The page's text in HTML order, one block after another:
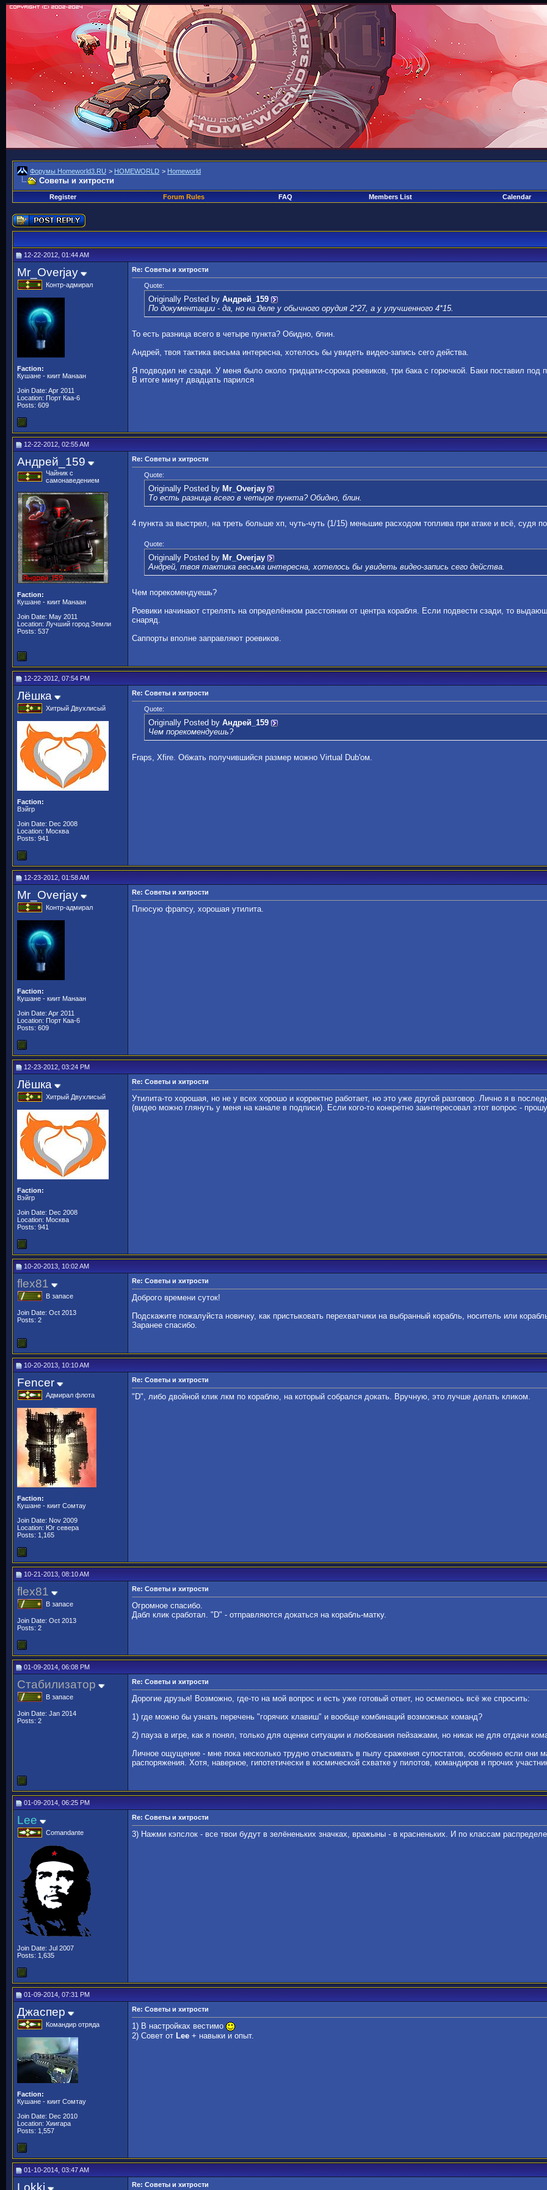
Форумы Homeworld3.RU > HOMEWORLD > Homeworld
Советы и хитрости
Register Forum Rules FAQ Members List Calendar
12-22-2012, 01:44 AM
Mr_Overjay
Контр-адмирал
Faction:
Кушане - киит Манаан
Join Date: Apr 2011
Location: Порт Каа-6
Posts: 609
Re: Советы и хитрости
Quote:
Originally Posted by Андрей_159
По документации - да, но на деле у обычного орудия 2*27, а у улучшенного 4*15.
То есть разница всего в четыре пункта? Обидно, блин.
Андрей, твоя тактика весьма интересна, хотелось бы увидеть видео-запись сего действа.
Я подводил не сзади. У меня было около тридцати-сорока роевиков, три бака с горючкой. Баки поставил под
В итоге минут двадцать парился
12-22-2012, 02:55 AM
Андрей_159
Чайник с
самонаведением
Faction:
Кушане - киит Манаан
Join Date: May 2011
Location: Лучший город Земли
Posts: 537
Re: Советы и хитрости
Quote:
Originally Posted by Mr_Overjay
То есть разница всего в четыре пункта? Обидно, блин.
4 пункта за выстрел, на треть больше хп, чуть-чуть (1/15) меньшие расходом топлива при атаке и всё, судя
Quote:
Originally Posted by Mr_Overjay
Андрей, твоя тактика весьма интересна, хотелось бы увидеть видео-запись сего действа.
Чем порекомендуешь?
Роевики начинают стрелять на определённом расстоянии от центра корабля. Если подвести сзади, то
снаряд.
Саппорты вполне заправляют роевиков.
12-22-2012, 07:54 PM
Лёшка
Хитрый Двухлисый
Faction:
Вэйгр
Join Date: Dec 2008
Location: Москва
Posts: 941
Re: Советы и хитрости
Quote:
Originally Posted by Андрей_159
Чем порекомендуешь?
Fraps, Xfire. Обжать получившийся размер можно Virtual Dub'ом.
12-23-2012, 01:58 AM
Mr_Overjay
Контр-адмирал
Faction:
Кушане - киит Манаан
Join Date: Apr 2011
Location: Порт Каа-6
Posts: 609
Re: Советы и хитрости
Плюсую фрапсу, хорошая утилита.
12-23-2012, 03:24 PM
Лёшка
Хитрый Двухлисый
Faction:
Вэйгр
Join Date: Dec 2008
Location: Москва
Posts: 941
Re: Советы и хитрости
Утилита-то хорошая, но не у всех хорошо и корректно работает, но это уже другой разговор. Лично я в
(видео можно глянуть у меня на канале в подписи). Если кого-то конкретно заинтересовал этот вопрос -
10-20-2013, 10:02 AM
flex81
В запасе
Join Date: Oct 2013
Posts: 2
Re: Советы и хитрости
Доброго времени суток!
Подскажите пожалуйста новичку, как пристыковать перехватчики на выбранный корабль, носитель или
Заранее спасибо.
10-20-2013, 10:10 AM
Fencer
Адмирал флота
Faction:
Кушане - киит Сомтау
Join Date: Nov 2009
Location: Юг севера
Posts: 1,165
Re: Советы и хитрости
"D", либо двойной клик лкм по кораблю, на который собрался докать. Вручную, это лучше делать кликом.
10-21-2013, 08:10 AM
flex81
В запасе
Join Date: Oct 2013
Posts: 2
Re: Советы и хитрости
Огромное спасибо.
Дабл клик сработал. "D" - отправляются докаться на корабль-матку.
01-09-2014, 06:08 PM
Стабилизатор
В запасе
Join Date: Jan 2014
Posts: 2
Re: Советы и хитрости
Дорогие друзья! Возможно, где-то на мой вопрос и есть уже готовый ответ, но осмелюсь всё же спросить:
1) где можно бы узнать перечень "горячих клавиш" и вообще комбинаций возможных команд?
2) пауза в игре, как я понял, только для оценки ситуации и любования пейзажами, но никак не для отдачи
Личное ощущение - мне пока несколько трудно отыскивать в пылу сражения супостатов, особенно если они
распоряжения. Хотя, наверное, гипотетически в космической схватке у пилотов, командиров и прочих
01-09-2014, 06:25 PM
Lee
Comandante
Join Date: Jul 2007
Posts: 1,635
Re: Советы и хитрости
3) Нажми кэпслок - все твои будут в зелёненьких значках, вражыны - в красненьких. И по классам
01-09-2014, 07:31 PM
Джаспер
Командир отряда
Faction:
Кушане - киит Сомтау
Join Date: Dec 2010
Location: Хиигара
Posts: 1,557
Re: Советы и хитрости
1) В настройках вестимо
2) Совет от Lee + навыки и опыт.
01-10-2014, 03:47 AM
Lokki Re: Советы и хитрости